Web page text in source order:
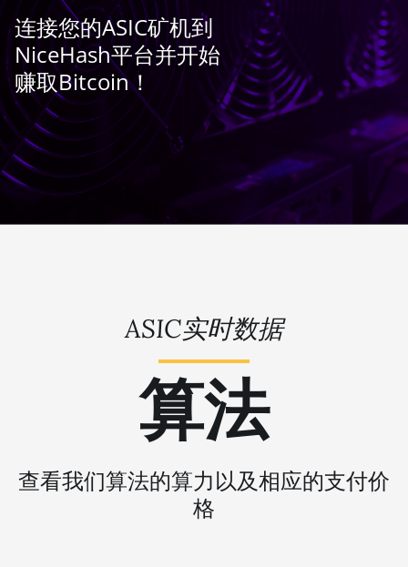
连接您的ASIC矿机到
NiceHash平台并开始
赚取Bitcoin！
ASIC实时数据
算法
查看我们算法的算力以及相应的支付价
格